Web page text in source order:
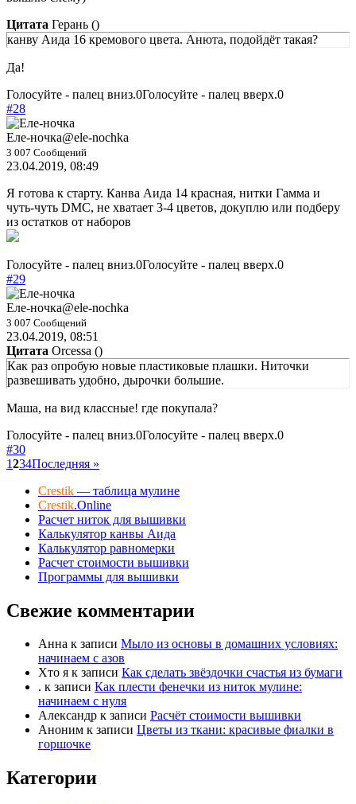
Цитата Герань ()
канву Аида 16 кремового цвета. Анюта, подойдёт такая?
Да!
Голосуйте - палец вниз.0Голосуйте - палец вверх.0
#28
Еле-ночка@ele-nochka
3 007 Сообщений
23.04.2019, 08:49
Я готова к старту. Канва Аида 14 красная, нитки Гамма и
чуть-чуть DMC, не хватает 3-4 цветов, докуплю или подберу
из остатков от наборов
Голосуйте - палец вниз.0Голосуйте - палец вверх.0
#29
Еле-ночка@ele-nochka
3 007 Сообщений
23.04.2019, 08:51
Цитата Orcessa ()
Как раз опробую новые пластиковые плашки. Ниточки
развешивать удобно, дырочки большие.
Маша, на вид классные! где покупала?
Голосуйте - палец вниз.0Голосуйте - палец вверх.0
#30
1234Последняя »
Crestik — таблица мулине
Crestik.Online
Расчет ниток для вышивки
Калькулятор канвы Аида
Калькулятор равномерки
Расчет стоимости вышивки
Программы для вышивки
Свежие комментарии
Анна к записи Мыло из основы в домашних условиях:
начинаем с азов
Хто я к записи Как сделать звёздочки счастья из бумаги
. к записи Как плести фенечки из ниток мулине:
начинаем с нуля
Александр к записи Расчёт стоимости вышивки
Аноним к записи Цветы из ткани: красивые фиалки в
горшочке
Категории